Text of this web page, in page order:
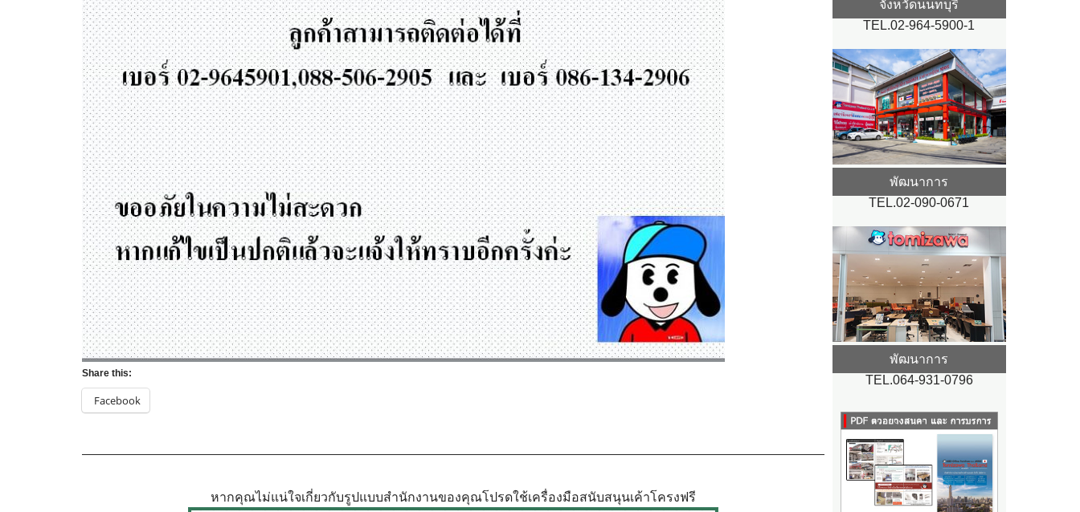
Share this:
Facebook
หากคุณไม่แน่ใจเกี่ยวกับรูปแบบสำนักงานของคุณโปรดใช้เครื่องมือสนับสนุนเค้าโครงฟรี
จังหวัดนนทบุรี
TEL.02-964-5900-1
พัฒนาการ
TEL.02-090-0671
พัฒนาการ
TEL.064-931-0796